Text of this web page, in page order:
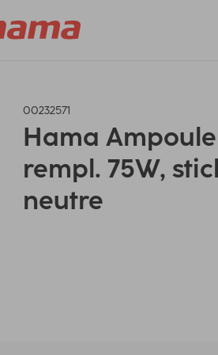
00232571
Hama Ampoule
rempl. 75W,
neutre